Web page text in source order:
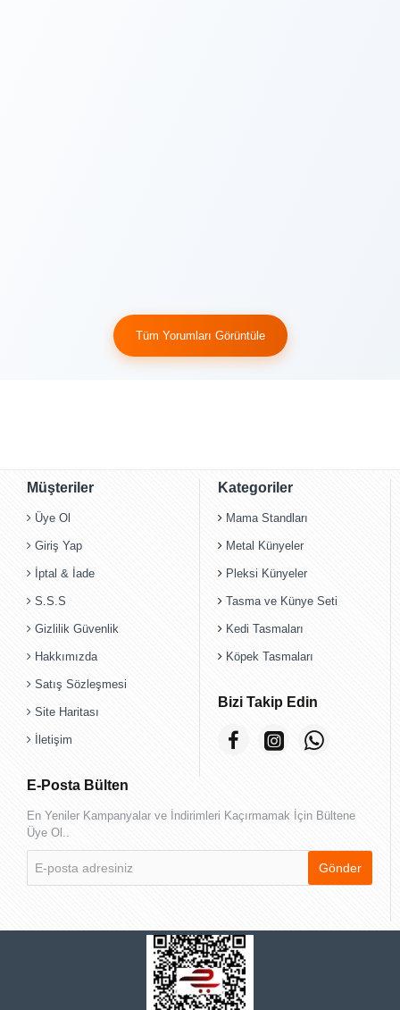
Tüm Yorumları Görüntüle
Müşteriler
Üye Ol
Giriş Yap
İptal & İade
S.S.S
Gizlilik Güvenlik
Hakkımızda
Satış Sözleşmesi
Site Haritası
İletişim
Kategoriler
Mama Standları
Metal Künyeler
Pleksi Künyeler
Tasma ve Künye Seti
Kedi Tasmaları
Köpek Tasmaları
Bizi Takip Edin
E-Posta Bülten
En Yeniler Kampanyalar ve İndirimleri Kaçırmamak İçin Bültene
Üye Ol..
posta
adresiniz
Gönder